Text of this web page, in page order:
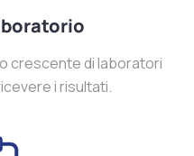
crescente di laboratori
i risultati.